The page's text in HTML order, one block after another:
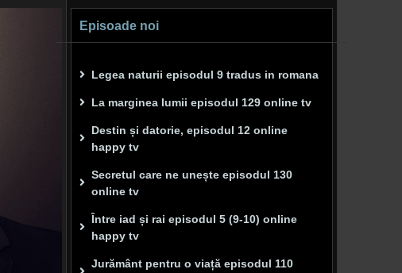
Episoade noi
Legea naturii episodul 9 tradus in romana
La marginea lumii episodul 129 online tv
Destin și datorie, episodul 12 online
happy tv
Secretul care ne unește episodul 130
online tv
Între iad și rai episodul 5 (9-10) online
happy tv
Jurământ pentru o viață episodul 110